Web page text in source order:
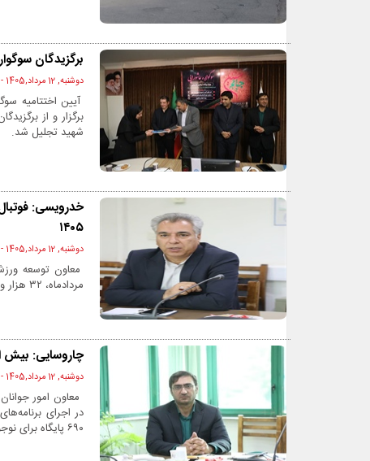
برگزیدگان
دوشنبه, 12 مرداد,1405 - 12:35 ب.ظ
آیین اختتامیه
برگزار و از
شهید تجلیل شد.
خدرویسی:
۱۴۰۵
دوشنبه, 12 مرداد,1405 - 12:16 ب.ظ
معاون توسعه
مردادماه، ۳۲ هزار و ۹۵۲ نفر در استان همدان تحت پوشش بیمه ورزشی قرار گرفته‌اند.
چاروسایی: بیش
دوشنبه, 12 مرداد,1405 - 12:14 ب.ظ
۶۹۰ پایگاه برای نوجوانان و جوانان پیش‌بینی و در حال اجرا است.